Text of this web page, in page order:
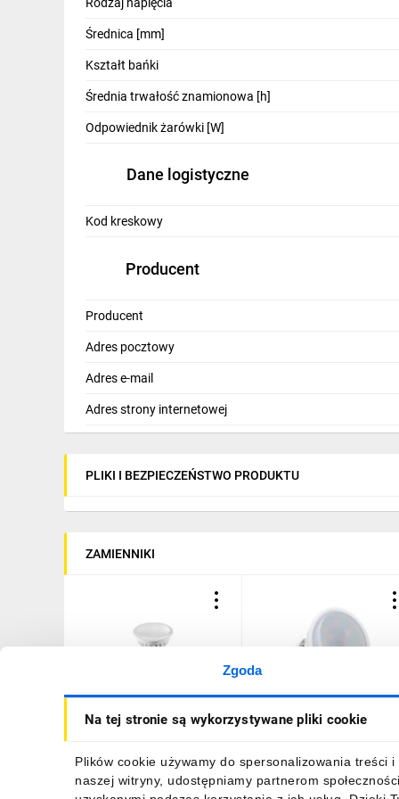
Zgoda
Na tej stronie są wykorzystywane pliki cookie
Plików cookie używamy do spersonalizowania treści
naszej witryny, udostępniamy partnerom
Wskaźnik oddawania barw R9: 9
Użyteczny strumień świetlny [lm]: 1000lm
Pomiar strumienia świetlnego w: kuli (360°)
Skuteczność świetlna [lm/W]: 100lm/W
Kąt rozsyłu światła [°]: 120°
Liczba cykli włącz/wyłącz: 15000
Deklaracja równoważności mocy [W]: 72W
Współrzędne chromatyczności (y): 0,403
Współczynnik trwałości: 1
Współczynnik przesuwu fazowego (cos φ1): 0,5
Jednolitość barwy w elipsach McAdama: <6
Wskaźnik efektu stroboskopowego SVM: 0,4
Zawartość rtęci: nie
Bezkierunkowe lub kierunkowe: NDLS
Połączone źródło światła CLS: tak
Osłona przeciwolśnieniowa: nie
Średnica [mm]
Kształt bańki
Średnia trwałość znamionowa [h]
Odpowiednik żarówki [W]
Dane logistyczne
Kod kreskowy
Producent
Producent
Adres pocztowy
Adres e-mail
Adres strony internetowej
PLIKI I BEZPIECZEŃSTWO PRODUKTU
ZAMIENNIKI
Żarówka LED GU10 10W
720lm 4000K AC180-250V
13,58 złbrutto
Żarówka LED GU10 10W
720lm 3000K AC180-250V
13,58 zł brutto